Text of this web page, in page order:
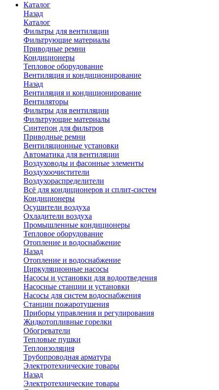
Каталог
Назад
Каталог
Фильтры для вентиляции
Фильтрующие материалы
Приводные ремни
Кондиционеры
Тепловое оборудование
Вентиляция и кондиционирование
Назад
Вентиляция и кондиционирование
Вентиляторы
Фильтры для вентиляции
Фильтрующие материалы
Синтепон для фильтров
Приводные ремни
Вентиляционные установки
Автоматика для вентиляции
Воздуховоды и фасонные элементы
Воздухоочистители
Воздухораспределители
Всё для кондиционеров и сплит-систем
Кондиционеры
Осушители воздуха
Охладители воздуха
Промышленные кондиционеры
Тепловое оборудование
Отопление и водоснабжение
Назад
Отопление и водоснабжение
Циркуляционные насосы
Насосы и установки для водоотведения
Насосные станции и установки
Насосы для систем водоснабжения
Станции пожаротушения
Приборы управления и регулирования
Жидкотопливные горелки
Обогреватели
Тепловые пушки
Теплоизоляция
Трубопроводная арматура
Электротехнические товары
Назад
Электротехнические товары